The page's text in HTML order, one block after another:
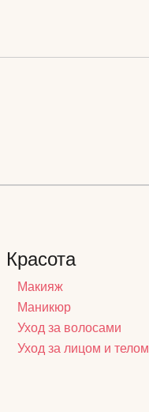
Красота
Макияж
Маникюр
Уход за волосами
Уход за лицом и телом